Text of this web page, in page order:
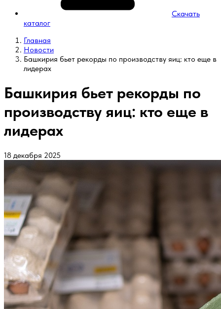
Скачать
каталог
Главная
Новости
Башкирия бьет рекорды по производству яиц: кто еще в
лидерах
Башкирия бьет рекорды по
производству яиц: кто еще в
лидерах
18 декабря 2025